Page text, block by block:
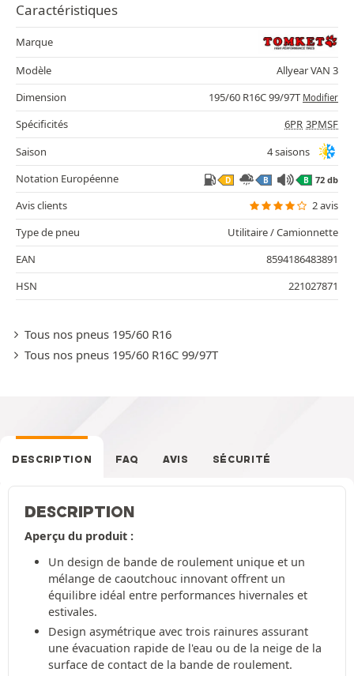
Caractéristiques
Marque
Modèle
Allyear VAN 3
Dimension
195/60 R16C 99/97T Modifier
Spécificités 6PR 3PMSF
Saison
4 saisons
Notation Européenne
D B B 72 db
Avis clients
2 avis
Type de pneu
Utilitaire / Camionnette
EAN
8594186483891
HSN
221027871
Tous nos pneus 195/60 R16
Tous nos pneus 195/60 R16C 99/97T
DESCRIPTION FAQ AVIS SÉCURITÉ
DESCRIPTION
Aperçu du produit :
Un design de bande de roulement unique et un
mélange de caoutchouc innovant offrent un
équilibre idéal entre performances hivernales et
estivales.
Design asymétrique avec trois rainures assurant
une évacuation rapide de l'eau ou de la neige de la
surface de contact de la bande de roulement.